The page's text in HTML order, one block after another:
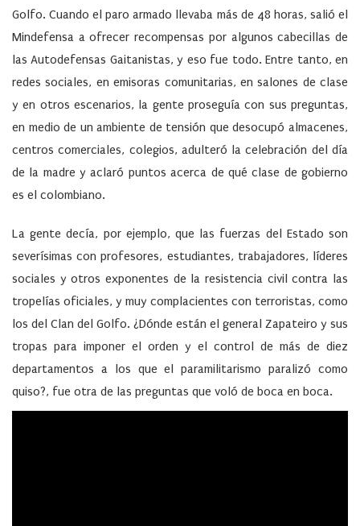
Golfo. Cuando el paro armado llevaba más de 48 horas, salió el
Mindefensa a ofrecer recompensas por algunos cabecillas de
las Autodefensas Gaitanistas, y eso fue todo. Entre tanto, en
redes sociales, en emisoras comunitarias, en salones de clase
y en otros escenarios, la gente proseguía con sus preguntas,
en medio de un ambiente de tensión que desocupó almacenes,
centros comerciales, colegios, adulteró la celebración del día
de la madre y aclaró puntos acerca de qué clase de gobierno
es el colombiano.
La gente decía, por ejemplo, que las fuerzas del Estado son
severísimas con profesores, estudiantes, trabajadores, líderes
sociales y otros exponentes de la resistencia civil contra las
tropelías oficiales, y muy complacientes con terroristas, como
los del Clan del Golfo. ¿Dónde están el general Zapateiro y sus
tropas para imponer el orden y el control de más de diez
departamentos a los que el paramilitarismo paralizó como
quiso?, fue otra de las preguntas que voló de boca en boca.